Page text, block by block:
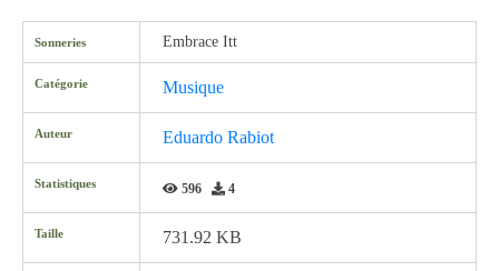
Sonneries Embrace Itt
Catégorie Musique
Auteur Eduardo Rabiot
Statistiques 596 4
Taille 731.92 KB